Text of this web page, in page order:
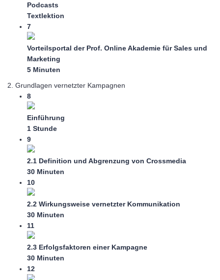
Podcasts
Textlektion
7
Vorteilsportal der Prof. Online Akademie für Sales und
Marketing
5 Minuten
2. Grundlagen vernetzter Kampagnen
8
Einführung
1 Stunde
9
2.1 Definition und Abgrenzung von Crossmedia
30 Minuten
10
2.2 Wirkungsweise vernetzter Kommunikation
30 Minuten
11
2.3 Erfolgsfaktoren einer Kampagne
30 Minuten
12